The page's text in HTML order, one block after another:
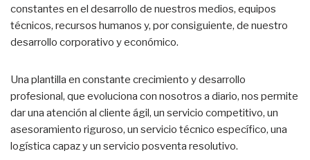
constantes en el desarrollo de nuestros medios, equipos
técnicos, recursos humanos y, por consiguiente, de nuestro
desarrollo corporativo y económico.
Una plantilla en constante crecimiento y desarrollo
profesional, que evoluciona con nosotros a diario, nos permite
dar una atención al cliente ágil, un servicio competitivo, un
asesoramiento riguroso, un servicio técnico específico, una
logística capaz y un servicio posventa resolutivo.